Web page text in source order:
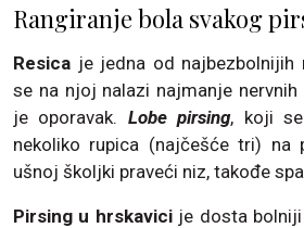
Rangiranje bola svakog
Resica je jedna od
se na njoj nalazi najmanje
je oporavak. Lobe pirsing, koji
nekoliko rupica (najčešće tri) na
ušnoj školjki praveći niz, takođe
Pirsing u hrskavicije dosta bolniji